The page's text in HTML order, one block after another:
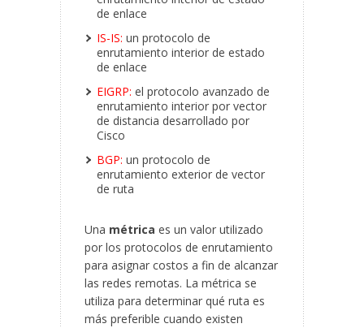
de enlace
IS-IS: un protocolo de
enrutamiento interior de estado
de enlace
EIGRP: el protocolo avanzado de
enrutamiento interior por vector
de distancia desarrollado por
Cisco
BGP: un protocolo de
enrutamiento exterior de vector
de ruta
Una métrica es un valor utilizado
por los protocolos de enrutamiento
para asignar costos a fin de alcanzar
las redes remotas. La métrica se
utiliza para determinar qué ruta es
más preferible cuando existen